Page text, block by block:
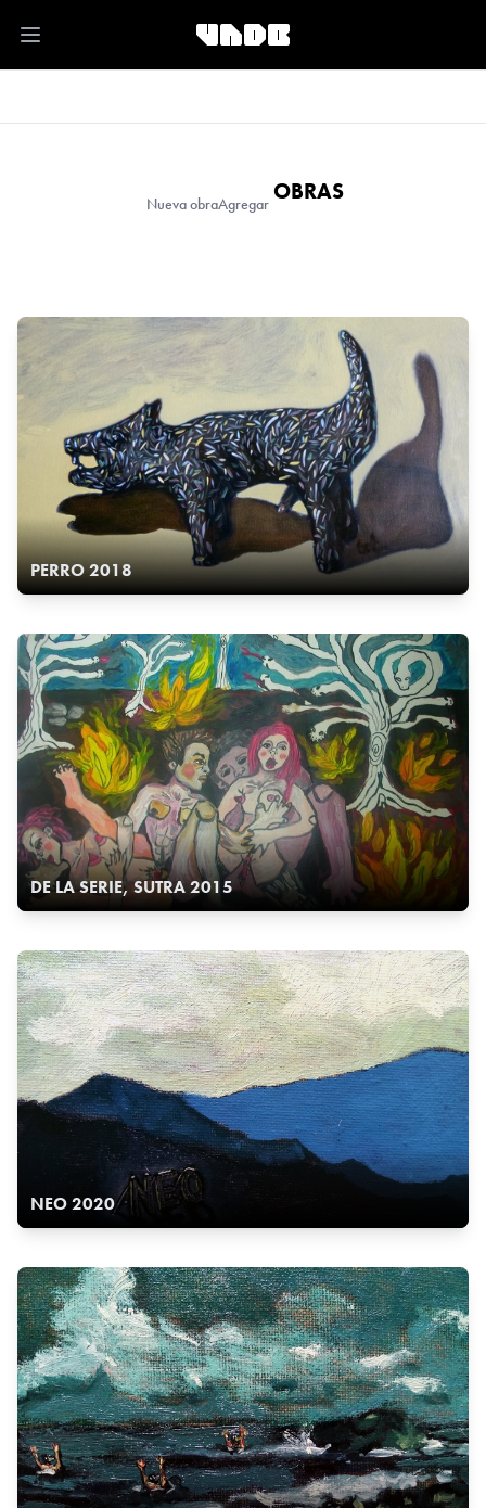
Open main menu
Nueva obraAgregar OBRAS
PERRO 2018
DE LA SERIE, SUTRA 2015
NEO 2020